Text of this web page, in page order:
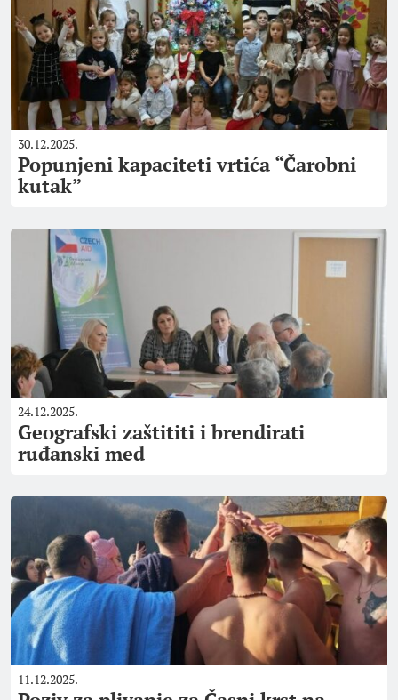
30.12.2025.
Popunjeni kapaciteti vrtića “Čarobni
kutak”
24.12.2025.
Geografski zaštititi i brendirati
ruđanski med
11.12.2025.